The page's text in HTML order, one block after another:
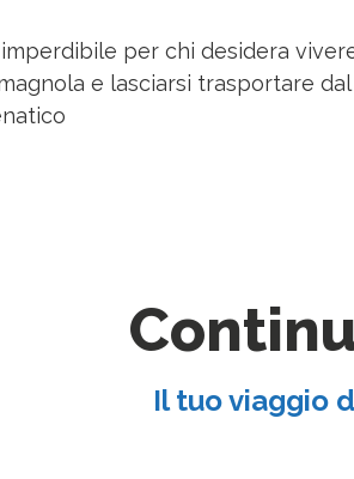
per chi desidera
e lasciarsi trasportare
Il tuo viaggio